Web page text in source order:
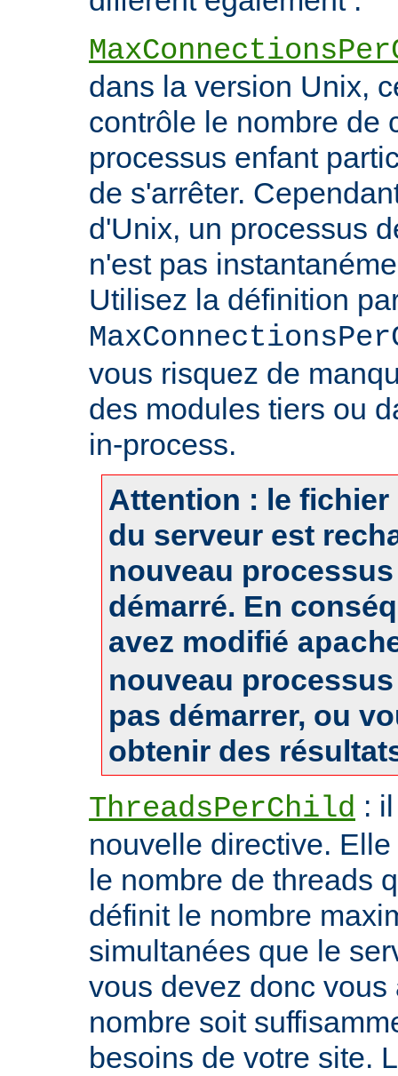
dans la version Unix,
contrôle le nombre de
processus enfant
de s'arrêter.
d'Unix, un processus
n'est pas
Utilisez la définition
vous risquez de
des modules tiers ou
in-process.
Attention : le
du serveur est
nouveau
démarré. En
avez modifié
nouveau
pas démarrer, ou
obtenir des
ThreadsPerChild :
nouvelle directive.
le nombre de threads
définit le nombre
simultanées que le
vous devez donc vous
nombre soit
besoins de votre site.